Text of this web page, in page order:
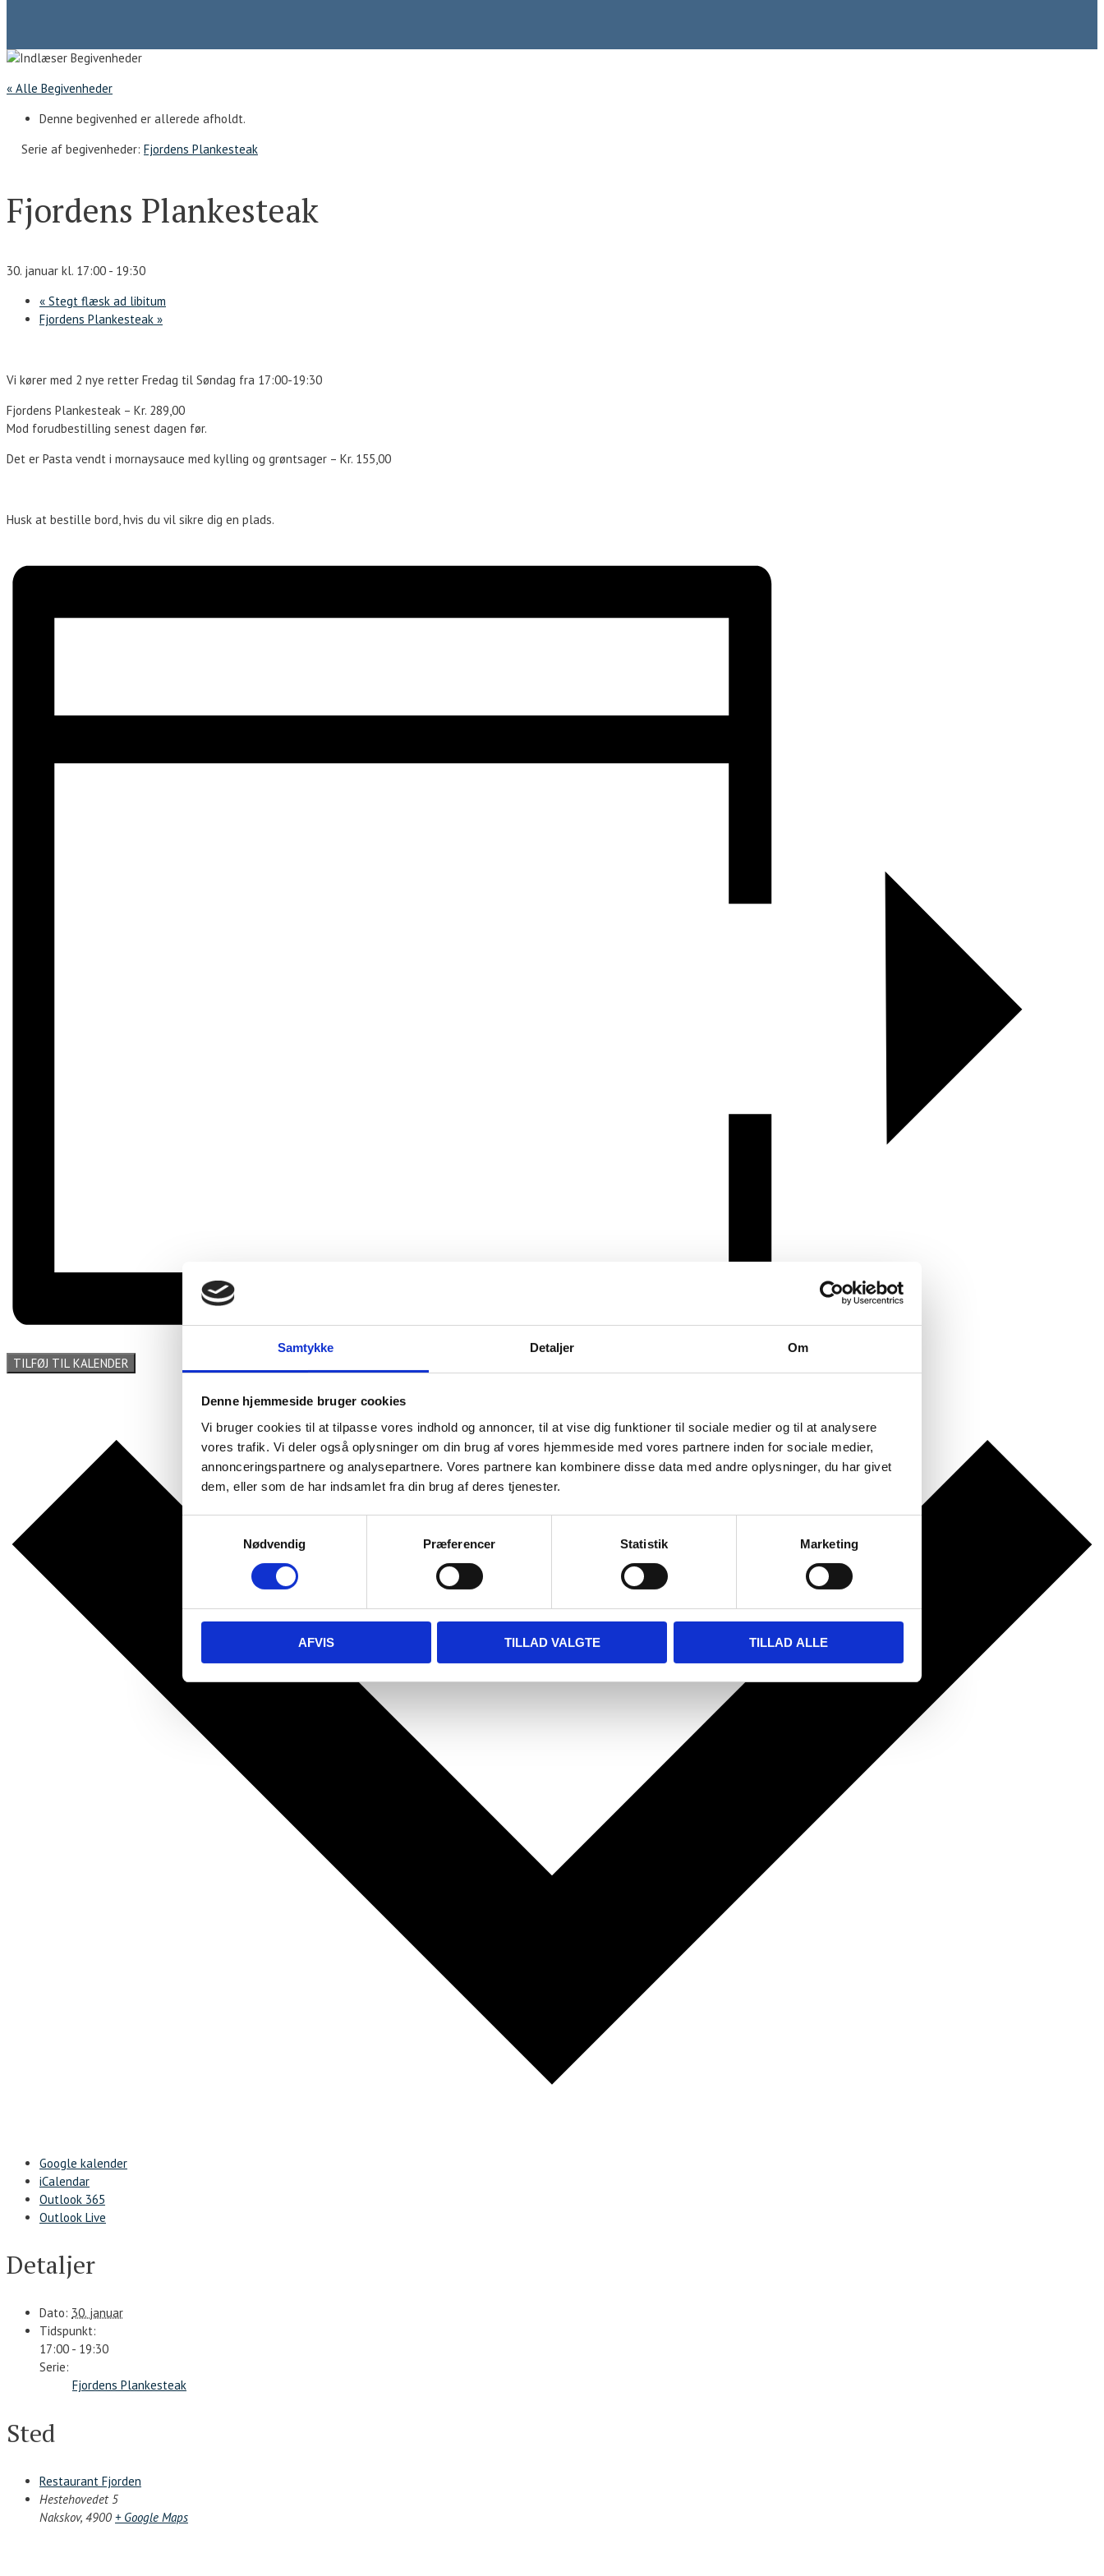
Samtykke Detaljer Om
Denne hjemmeside bruger cookies
Vi bruger cookies til at tilpasse vores indhold og annoncer, til at vise dig funktioner til sociale medier og til at analysere
vores trafik. Vi deler også oplysninger om din brug af vores hjemmeside med vores partnere inden for sociale medier,
annonceringspartnere og analysepartnere. Vores partnere kan kombinere disse data med andre oplysninger, du har givet
dem, eller som de har indsamlet fra din brug af deres tjenester.
Nødvendig
Præferencer Statistik Marketing
AFVIS TILLAD VALGTE TILLAD ALLE
« Alle Begivenheder
Denne begivenhed er allerede afholdt.
Serie af begivenheder: Fjordens Plankesteak
Fjordens Plankesteak
30. januar kl. 17:00 - 19:30
« Stegt flæsk ad libitum
Fjordens Plankesteak »
Vi kører med 2 nye retter Fredag til Søndag fra 17:00-19:30
Fjordens Plankesteak – Kr. 289,00
Mod forudbestilling senest dagen før.
Det er Pasta vendt i mornaysauce med kylling og grøntsager – Kr. 155,00
Husk at bestille bord, hvis du vil sikre dig en plads.
TILFØJ TIL KALENDER
Google kalender
iCalendar
Outlook 365
Outlook Live
Detaljer
Dato: 30. januar
Tidspunkt:
17:00 - 19:30
Serie:
Fjordens Plankesteak
Sted
Restaurant Fjorden
Hestehovedet 5
Nakskov, 4900 + Google Maps